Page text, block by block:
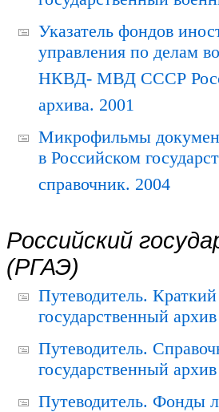
Указатель фондов
управления по делам
НКВД- МВД СССР
архива. 2001
Микрофильмы
в Российском
справочник. 2004
Российский
(РГАЭ)
Путеводитель.
государственный
Путеводитель.
государственный
Путеводитель. Фонды